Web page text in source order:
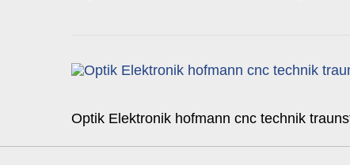
Optik Elektronik hofmann cnc technik